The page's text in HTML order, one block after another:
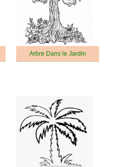
Arbre Dans le Jardin